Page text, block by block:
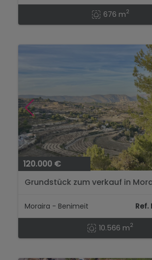
676 m2
120.000 €
Grundstück zum verkauf in
Moraira - Benimeit Ref.
10.566 m2